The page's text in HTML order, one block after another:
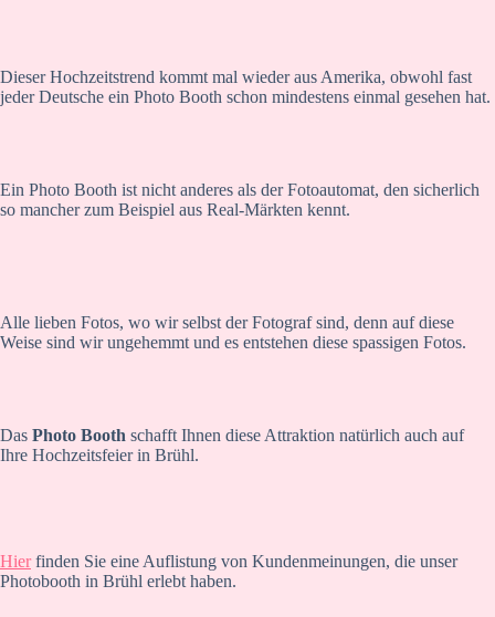
Dieser Hochzeitstrend kommt mal wieder aus Amerika, obwohl fast
jeder Deutsche ein Photo Booth schon mindestens einmal gesehen hat.
Ein Photo Booth ist nicht anderes als der Fotoautomat, den sicherlich
so mancher zum Beispiel aus Real-Märkten kennt.
Alle lieben Fotos, wo wir selbst der Fotograf sind, denn auf diese
Weise sind wir ungehemmt und es entstehen diese spassigen Fotos.
Das Photo Booth schafft Ihnen diese Attraktion natürlich auch auf
Ihre Hochzeitsfeier in Brühl.
Hierfinden Sie eine Auflistung von Kundenmeinungen, die unser
Photobooth in Brühl erlebt haben.